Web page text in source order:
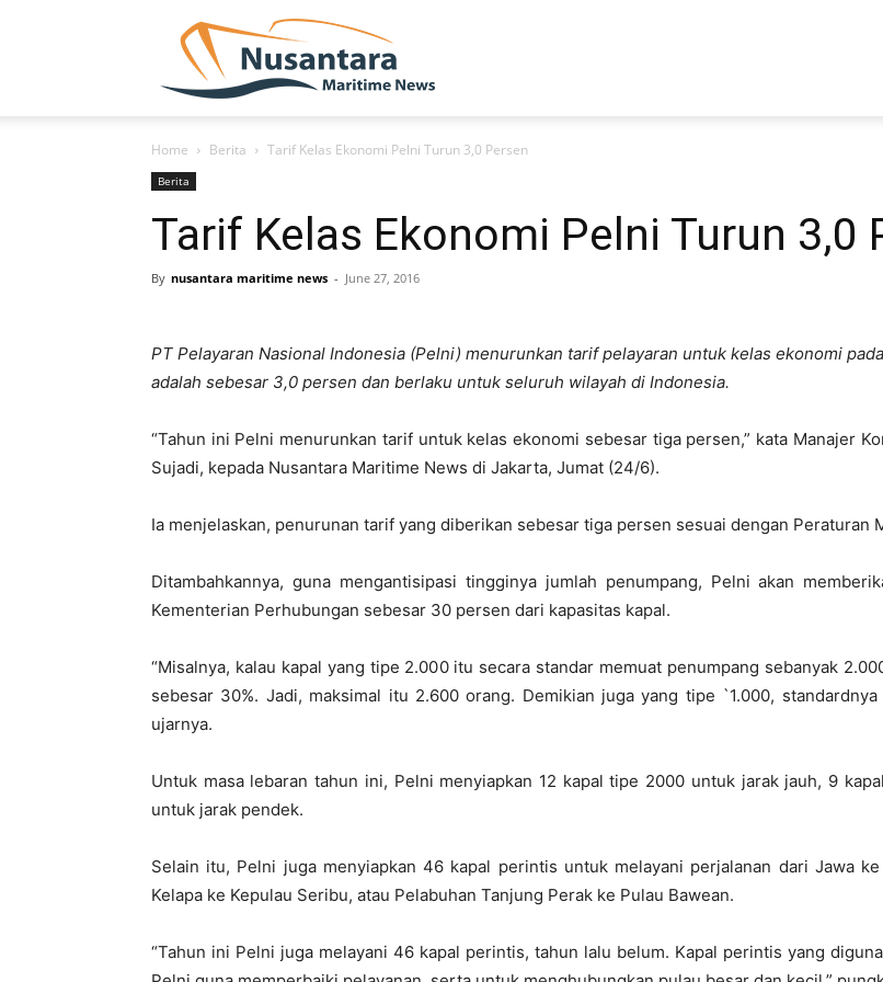
Home Berita Tarif Kelas Ekonomi Pelni Turun 3,0 Persen
Berita
Tarif Kelas Ekonomi Pelni Turun 3,0
By nusantara maritime news - June 27, 2016
PT Pelayaran Nasional Indonesia (Pelni) menurunkan tarif pelayaran untuk kelas ekonomi
adalah sebesar 3,0 persen dan berlaku untuk seluruh wilayah di Indonesia.
“Tahun ini Pelni menurunkan tarif untuk kelas ekonomi sebesar tiga persen,” kata Manajer
Sujadi, kepada Nusantara Maritime News di Jakarta, Jumat (24/6).
Ia menjelaskan, penurunan tarif yang diberikan sebesar tiga persen sesuai dengan Peraturan
Ditambahkannya, guna mengantisipasi tingginya jumlah penumpang, Pelni akan
Kementerian Perhubungan sebesar 30 persen dari kapasitas kapal.
“Misalnya, kalau kapal yang tipe 2.000 itu secara standar memuat penumpang sebanyak
sebesar 30%. Jadi, maksimal itu 2.600 orang. Demikian juga yang tipe `1.000,
ujarnya.
Untuk masa lebaran tahun ini, Pelni menyiapkan 12 kapal tipe 2000 untuk jarak jauh, 9
untuk jarak pendek.
Selain itu, Pelni juga menyiapkan 46 kapal perintis untuk melayani perjalanan dari Jawa
Kelapa ke Kepulau Seribu, atau Pelabuhan Tanjung Perak ke Pulau Bawean.
“Tahun ini Pelni juga melayani 46 kapal perintis, tahun lalu belum. Kapal perintis yang